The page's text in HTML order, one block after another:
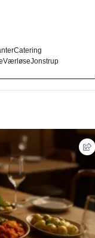
Catering
VærløseJonstrup